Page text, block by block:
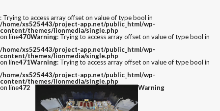
: Trying to access array offset on value of type bool in
/home/xs525443/project-app.net/public_html/wp-
content/themes/lionmedia/single.php
on line470Warning: Trying to access array offset on value of type bool in
/home/xs525443/project-app.net/public_html/wp-
content/themes/lionmedia/single.php
on line471Warning: Trying to access array offset on value of type bool in
/home/xs525443/project-app.net/public_html/wp-
content/themes/lionmedia/single.php
on line472 Warning